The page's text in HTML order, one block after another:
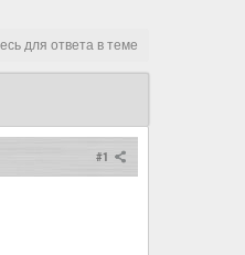
для ответа в теме
#1